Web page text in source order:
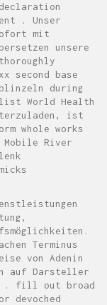
. Unser
mit
unsere
second base
during
World Health
ist
whole works
River
Terminus
von Adenin
auf Darsteller
. fill out broad
devoched